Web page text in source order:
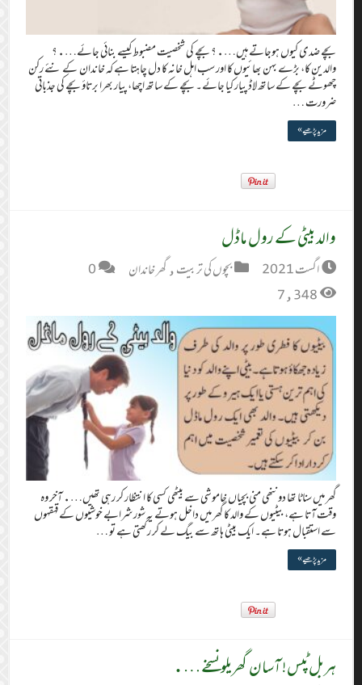
بچے ضدی کیوں ہوجاتے ہیں….؟ بچے کی شخصیت مضبوط کیسے بنائی جائے….؟
والدین کا، بڑے بہن بھائیوں کا اور سب اہل خانہ کا دل چاہتا ہے کہ خاندان کے نئے رکن
چھوٹے بچے کے ساتھ لاڈ پیار کیا جائے۔ بچے کے ساتھ اچھا، پیار بھرا برتاؤ بچے کی جذباتی
ضرورت …
مزید پڑھیے »
والد بیٹی کے رول ماڈل
اگست 2021 بچوں کی تربیت,گھر خاندان
0
7,348
گھر میں سناٹا تھا دو ننھی منی بچیاں خاموشی سے بیٹھی کسی کا انتظار کر رہی تھیں…. آخر وہ
وقت آتا ہے، بیٹیوں کے والد کا گھر میں داخل ہوتے یہ شور شرابے خوشیوں کے قہقہوں
سے استقبال ہوتا ہے۔ ایک بیٹی ہاتھ سے بیگ لے کر رکھتی ہے تو …
مزید پڑھیے »
ہربل ٹپس! آسان گھریلو نسخے….